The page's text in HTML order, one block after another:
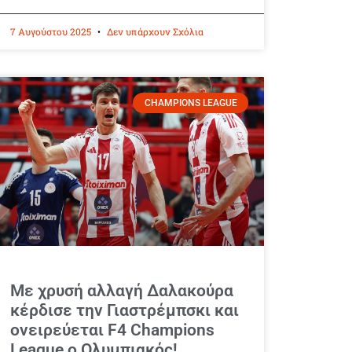
7 Αυγούστου 2025 Δεν υπάρχουν Σχόλια
CHAMPIONS LEAGUE
Με χρυσή αλλαγή Δαλακούρα
κέρδισε την Γιαστρέμπσκι και
ονειρεύεται F4 Champions